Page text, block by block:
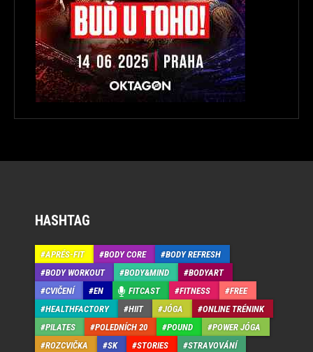
HASHTAG
APRÉS-FIT BODY CORE
BODY REFRESH
BODY WORKOUT
BODY&MIND
BODYART
CVIČENÍ
EN FITCAST FITNESS
FREE
HEALTHFACTORY
HIIT JÓGA
ONLINE TRÉNINK
PILATES
POLEDNÍCH 20 POUND
POWER JÓGA
ROZCVIČKA
SK STORIES
STRAVOVÁNÍ